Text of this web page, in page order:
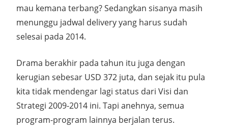
mau kemana terbang? Sedangkan sisanya masih
menunggu jadwal delivery yang harus sudah
selesai pada 2014.
Drama berakhir pada tahun itu juga dengan
kerugian sebesar USD 372 juta, dan sejak itu pula
kita tidak mendengar lagi status dari Visi dan
Strategi 2009-2014 ini. Tapi anehnya, semua
program-program lainnya berjalan terus.